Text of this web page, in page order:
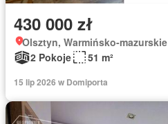
430 000 zł
Olsztyn, Warmińsko-mazurskie
2 Pokoje
51 m²
15 lip 2026 w Domiporta